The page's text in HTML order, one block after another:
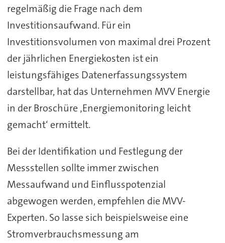
regelmäßig die Frage nach dem
Investitionsaufwand. Für ein
Investitionsvolumen von maximal drei Prozent
der jährlichen Energiekosten ist ein
leistungsfähiges Datenerfassungssystem
darstellbar, hat das Unternehmen MVV Energie
in der Broschüre ‚Energiemonitoring leicht
gemacht‘ ermittelt.
Bei der Identifikation und Festlegung der
Messstellen sollte immer zwischen
Messaufwand und Einflusspotenzial
abgewogen werden, empfehlen die MVV-
Experten. So lasse sich beispielsweise eine
Stromverbrauchsmessung am